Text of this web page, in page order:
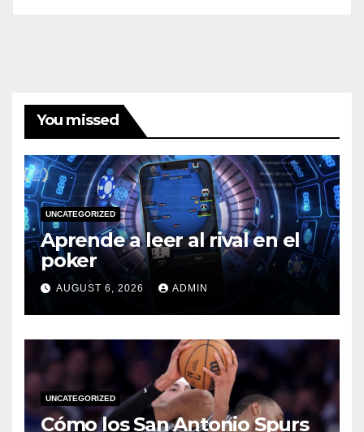
You missed
UNCATEGORIZED
Aprende a leer al rival en el
poker
AUGUST 6, 2026 ADMIN
UNCATEGORIZED
Cómo los San Antonio Spurs